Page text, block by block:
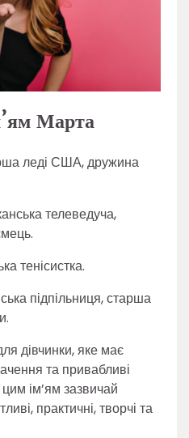
Марта
леді США, дружина
телеведуча,
тенісистка.
підпільниця, старша
дівчинки, яке має
та привабливі
ім’ям зазвичай
практичні, творчі та